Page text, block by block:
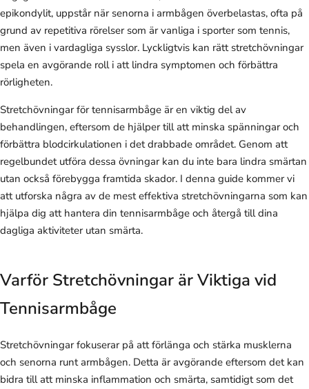
epikondylit, uppstår när senorna i armbågen överbelastas, ofta på
grund av repetitiva rörelser som är vanliga i sporter som tennis,
men även i vardagliga sysslor. Lyckligtvis kan rätt stretchövningar
spela en avgörande roll i att lindra symptomen och förbättra
rörligheten.
Stretchövningar för tennisarmbåge är en viktig del av
behandlingen, eftersom de hjälper till att minska spänningar och
förbättra blodcirkulationen i det drabbade området. Genom att
regelbundet utföra dessa övningar kan du inte bara lindra smärtan
utan också förebygga framtida skador. I denna guide kommer vi
att utforska några av de mest effektiva stretchövningarna som kan
hjälpa dig att hantera din tennisarmbåge och återgå till dina
dagliga aktiviteter utan smärta.
Varför Stretchövningar är Viktiga vid
Tennisarmbåge
Stretchövningar fokuserar på att förlänga och stärka musklerna
och senorna runt armbågen. Detta är avgörande eftersom det kan
bidra till att minska inflammation och smärta, samtidigt som det